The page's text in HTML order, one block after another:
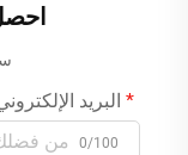
البريد
0/100